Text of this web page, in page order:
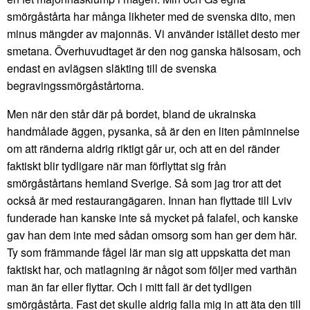
smörgåstårta har många likheter med de svenska dito, men
minus mängder av majonnäs. Vi använder istället desto mer
smetana. Överhuvudtaget är den nog ganska hälsosam, och
endast en avlägsen släkting till de svenska
begravingssmörgåstårtorna.
Men när den står där på bordet, bland de ukrainska
handmålade äggen, pysanka, så är den en liten påminnelse
om att ränderna aldrig riktigt går ur, och att en del ränder
faktiskt blir tydligare när man förflyttat sig från
smörgåstårtans hemland Sverige. Så som jag tror att det
också är med restaurangägaren. Innan han flyttade till Lviv
funderade han kanske inte så mycket på falafel, och kanske
gav han dem inte med sådan omsorg som han ger dem här.
Ty som främmande fågel lär man sig att uppskatta det man
faktiskt har, och matlagning är något som följer med varthän
man än far eller flyttar. Och i mitt fall är det tydligen
smörgåstårta. Fast det skulle aldrig falla mig in att äta den till